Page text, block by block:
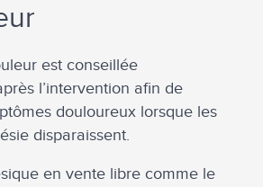
est conseillée
l’intervention afin de
douloureux lorsque les
disparaissent.
en vente libre comme le